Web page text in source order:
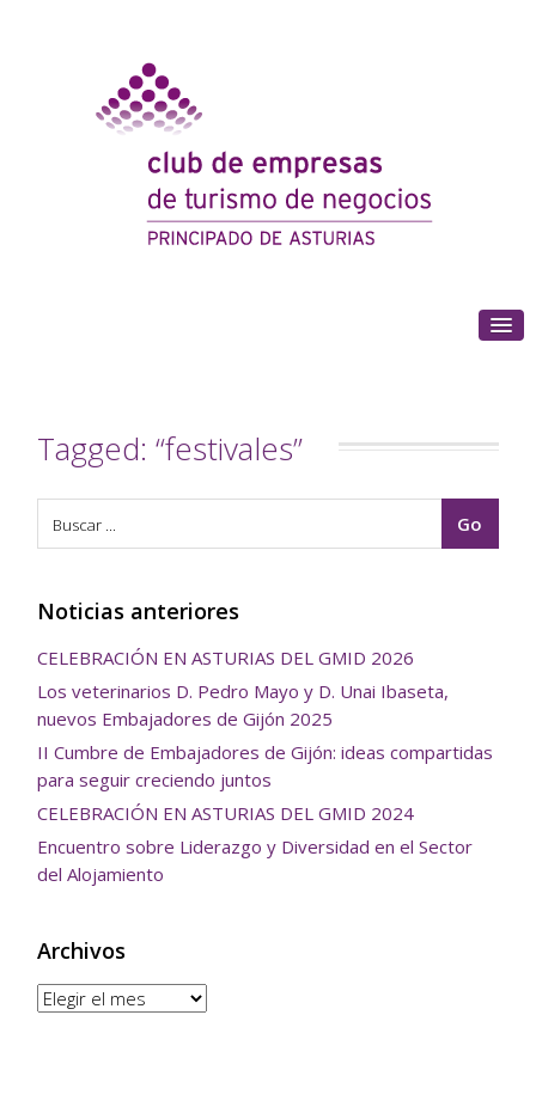
Tagged: “festivales”
Noticias anteriores
CELEBRACIÓN EN ASTURIAS DEL GMID 2026
Los veterinarios D. Pedro Mayo y D. Unai Ibaseta,
nuevos Embajadores de Gijón 2025
II Cumbre de Embajadores de Gijón: ideas compartidas
para seguir creciendo juntos
CELEBRACIÓN EN ASTURIAS DEL GMID 2024
Encuentro sobre Liderazgo y Diversidad en el Sector
del Alojamiento
Archivos
Archivos